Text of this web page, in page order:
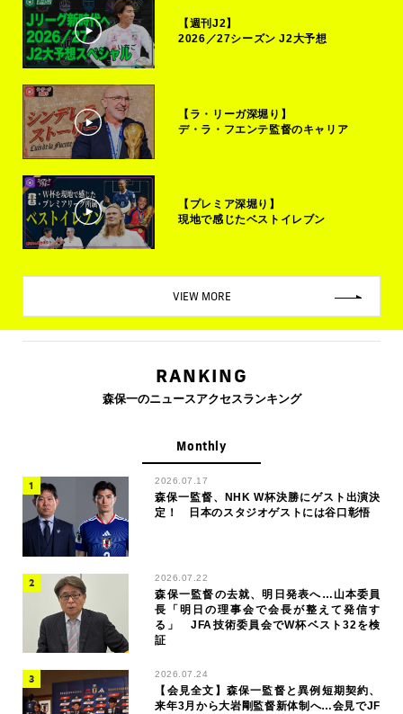
【週刊J2】
2026／27シーズン J2大予想
【ラ・リーガ深堀り】
デ・ラ・フエンテ監督のキャリア
【プレミア深堀り】
現地で感じたベストイレブン
VIEW MORE
RANKING
森保一のニュースアクセスランキング
Monthly
2026.07.17
森保一監督、NHK W杯決勝にゲスト出演決
定！ 日本のスタジオゲストには谷口彰悟
2026.07.22
森保一監督の去就、明日発表へ…山本委員
長「明日の理事会で会長が整えて発信す
る」 JFA技術委員会でW杯ベスト32を検
証
2026.07.24
【会見全文】森保一監督と異例短期契約、
来年3月から大岩剛監督新体制へ…会見でJF